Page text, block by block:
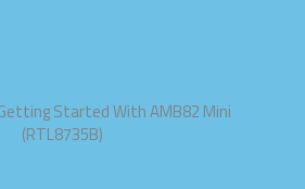
Started With AMB82 Mini
(RTL8735B)